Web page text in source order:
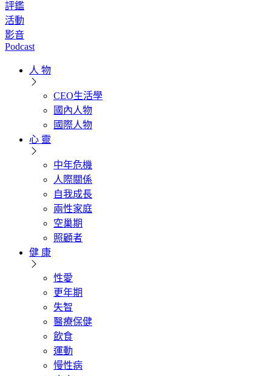
評鑑
活動
影音
Podcast
人 物
CEO生活學
國內人物
國際人物
心 靈
中年危機
人際關係
自我成長
兩性家庭
空巢期
照顧者
健 康
性愛
更年期
失智
醫療保健
飲食
運動
慢性病